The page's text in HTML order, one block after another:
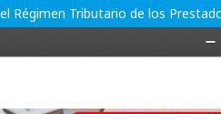
Régimen Tributario de los